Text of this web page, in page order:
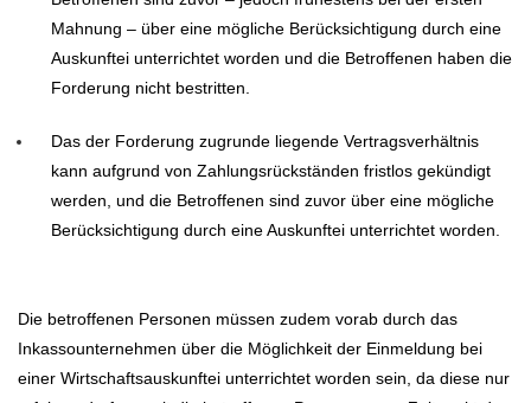
Mahnung – über eine mögliche Berücksichtigung durch eine
Auskunftei unterrichtet worden und die Betroffenen haben die
Forderung nicht bestritten.
Das der Forderung zugrunde liegende Vertragsverhältnis
kann aufgrund von Zahlungsrückständen fristlos gekündigt
werden, und die Betroffenen sind zuvor über eine mögliche
Berücksichtigung durch eine Auskunftei unterrichtet worden.
Die betroffenen Personen müssen zudem vorab durch das
Inkassounternehmen über die Möglichkeit der Einmeldung bei
einer Wirtschaftsauskunftei unterrichtet worden sein, da diese nur